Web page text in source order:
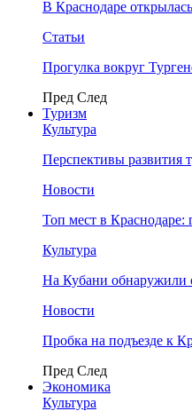
В Краснодаре
Статьи
Прогулка вокруг
Пред След
Туризм
Культура
Перспективы развития
Новости
Топ мест в Краснодаре:
Культура
На Кубани обнаружили
Новости
Пробка на подъезде к
Пред След
Экономика
Культура